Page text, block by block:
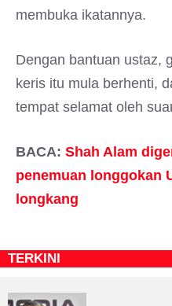
membuka ikatannya.
Dengan bantuan ustaz,
keris itu mula berhenti,
tempat selamat oleh
BACA: Shah Alam
penemuan longgokan
longkang
TERKINI